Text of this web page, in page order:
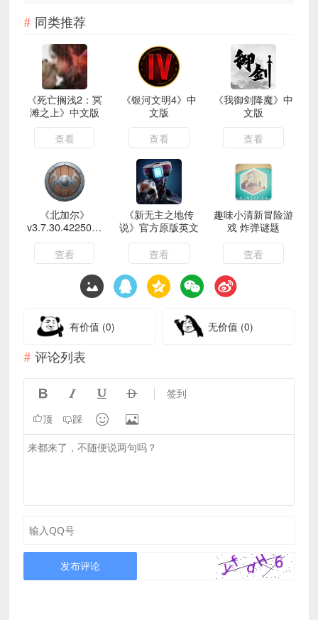
同类推荐
《死亡搁浅2：冥
滩之上》中文版
查看
《银河文明4》中
文版
查看
《我御剑降魔》中
文版
查看
《北加尔》
v3.7.30.42250中
文版
查看
《新无主之地传
说》官方原版英文
查看
趣味小清新冒险游
戏 炸弹谜题
查看
有价值 (0) 无价值 (0)
评论列表
    签到
顶 踩  
发布评论